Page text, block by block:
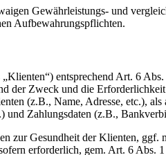
Gewährleistungs- und
Aufbewahrungspflichten.
entsprechend Art. 6
der Zweck und die
(z.B., Name, Adresse, etc.),
und Zahlungsdaten (z.B.,
zur Gesundheit der Klienten, ggf.
erforderlich, gem. Art. 6 Abs.